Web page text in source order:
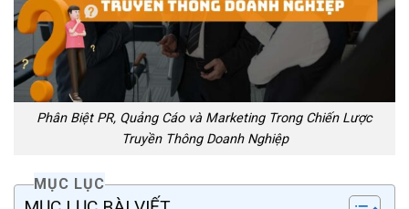
Phân Biệt PR, Quảng Cáo và Marketing Trong Chiến Lược
Truyền Thông Doanh Nghiệp
MỤC LỤC